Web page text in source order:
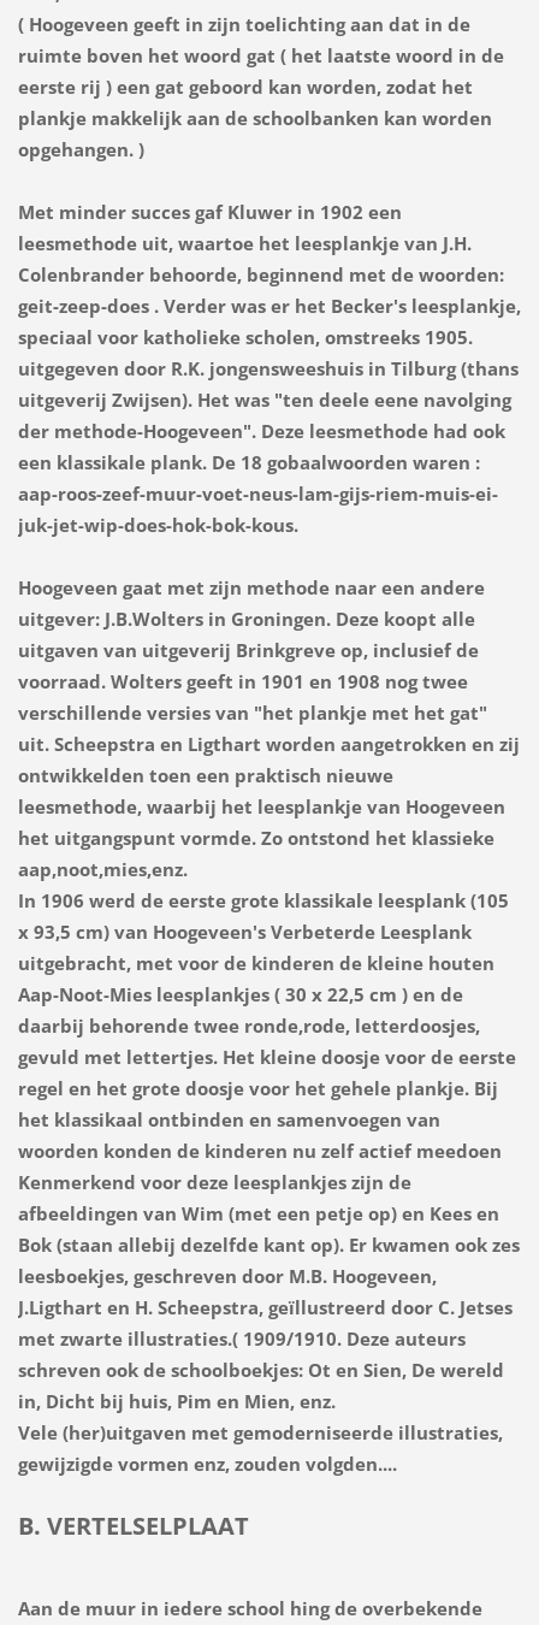
( Hoogeveen geeft in zijn toelichting aan dat in de
ruimte boven het woord gat ( het laatste woord in de
eerste rij ) een gat geboord kan worden, zodat het
plankje makkelijk aan de schoolbanken kan worden
opgehangen. )
Met minder succes gaf Kluwer in 1902 een
leesmethode uit, waartoe het leesplankje van J.H.
Colenbrander behoorde, beginnend met de woorden:
geit-zeep-does . Verder was er het Becker's leesplankje,
speciaal voor katholieke scholen, omstreeks 1905.
uitgegeven door R.K. jongensweeshuis in Tilburg (thans
uitgeverij Zwijsen). Het was "ten deele eene navolging
der methode-Hoogeveen". Deze leesmethode had ook
een klassikale plank. De 18 gobaalwoorden waren :
aap-roos-zeef-muur-voet-neus-lam-gijs-riem-muis-ei-
juk-jet-wip-does-hok-bok-kous.
Hoogeveen gaat met zijn methode naar een andere
uitgever: J.B.Wolters in Groningen. Deze koopt alle
uitgaven van uitgeverij Brinkgreve op, inclusief de
voorraad. Wolters geeft in 1901 en 1908 nog twee
verschillende versies van "het plankje met het gat"
uit. Scheepstra en Ligthart worden aangetrokken en zij
ontwikkelden toen een praktisch nieuwe
leesmethode, waarbij het leesplankje van Hoogeveen
het uitgangspunt vormde. Zo ontstond het klassieke
aap,noot,mies,enz.
In 1906 werd de eerste grote klassikale leesplank (105
x 93,5 cm) van Hoogeveen's Verbeterde Leesplank
uitgebracht, met voor de kinderen de kleine houten
Aap-Noot-Mies leesplankjes ( 30 x 22,5 cm ) en de
daarbij behorende twee ronde,rode, letterdoosjes,
gevuld met lettertjes. Het kleine doosje voor de eerste
regel en het grote doosje voor het gehele plankje. Bij
het klassikaal ontbinden en samenvoegen van
woorden konden de kinderen nu zelf actief meedoen
Kenmerkend voor deze leesplankjes zijn de
afbeeldingen van Wim (met een petje op) en Kees en
Bok (staan allebij dezelfde kant op). Er kwamen ook zes
leesboekjes, geschreven door M.B. Hoogeveen,
J.Ligthart en H. Scheepstra, geïllustreerd door C. Jetses
met zwarte illustraties.( 1909/1910. Deze auteurs
schreven ook de schoolboekjes: Ot en Sien, De wereld
in, Dicht bij huis, Pim en Mien, enz.
Vele (her)uitgaven met gemoderniseerde illustraties,
gewijzigde vormen enz, zouden volgden....
B. VERTELSELPLAAT
Aan de muur in iedere school hing de overbekende